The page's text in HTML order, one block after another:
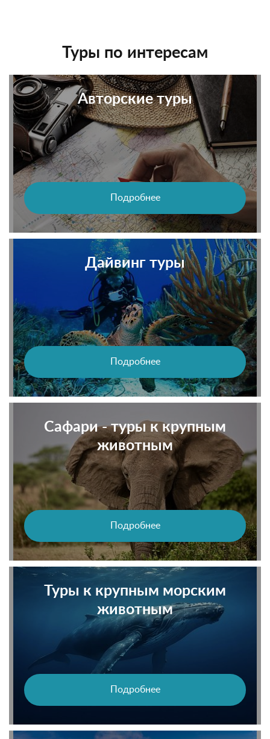
Туры по интересам
Авторские туры
Подробнее
Дайвинг туры
Подробнее
Сафари - туры к крупным
животным
Подробнее
Туры к крупным морским
животным
Подробнее